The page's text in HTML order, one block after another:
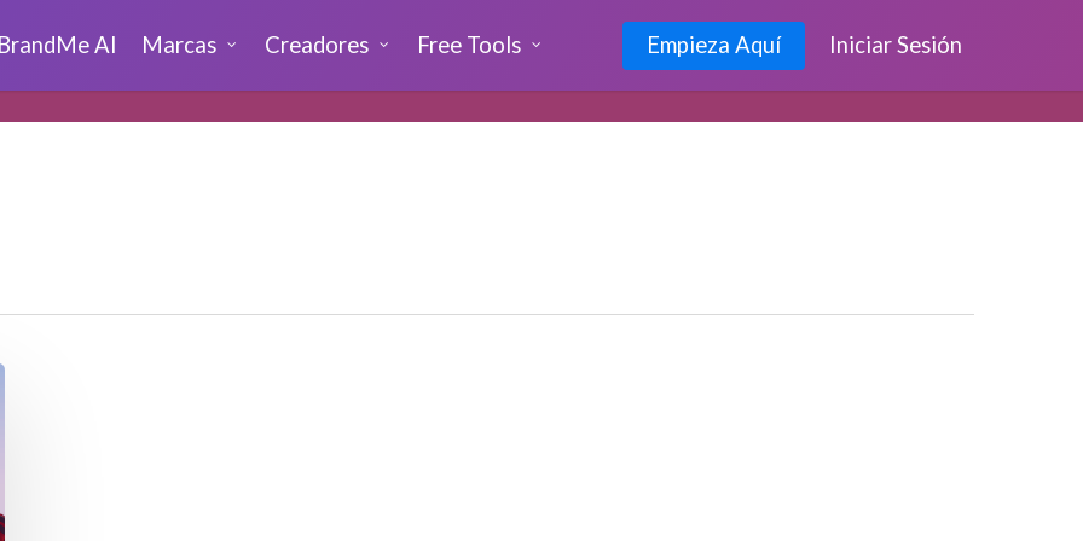
BrandMe AI Marcas Creadores Free Tools Empieza Aquí Iniciar Sesión